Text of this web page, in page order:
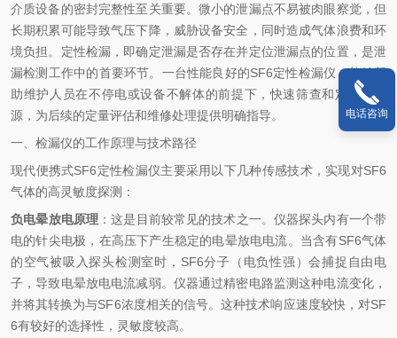
介质设备的密封完整性至关重要。微小的泄漏点不易被肉眼察觉，但
长期积累可能导致气压下降，威胁设备安全，同时造成气体浪费和环
境负担。定性检漏，即确定泄漏是否存在并定位泄漏点的位置，是泄
漏检测工作中的首要环节。一台性能良好的SF6定性检漏仪，能够帮
助维护人员在不停电或设备不解体的前提下，快速筛查和定位泄漏
源，为后续的定量评估和维修处理提供明确指导。
一、检漏仪的工作原理与技术路径
现代便携式SF6定性检漏仪主要采用以下几种传感技术，实现对SF6
气体的高灵敏度探测：
负电晕放电原理 ‌：这是目前较常见的技术之一。仪器探头内有一个带
电的针尖电极，在高压下产生稳定的电晕放电电流。当含有SF6气体
的空气被吸入探头检测室时，SF6分子（电负性强）会捕捉自由电
子，导致电晕放电电流减弱。仪器通过精密电路监测这种电流变化，
并将其转换为与SF6浓度相关的信号。这种技术响应速度较快，对SF
6有较好的选择性，灵敏度较高。
电话咨询